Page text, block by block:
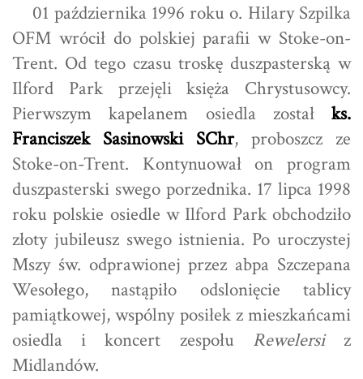
01 października 1996 roku o. Hilary Szpilka
OFM wrócił do polskiej parafii w Stoke-on-
Trent. Od tego czasu troskę duszpasterską w
Ilford Park przejęli księża Chrystusowcy.
Pierwszym kapelanem osiedla został ks.
Franciszek Sasinowski SChr, proboszcz ze
Stoke-on-Trent. Kontynuował on program
duszpasterski swego porzednika. 17 lipca 1998
roku polskie osiedle w Ilford Park obchodziło
złoty jubileusz swego istnienia. Po uroczystej
Mszy św. odprawionej przez abpa Szczepana
Wesołego, nastąpiło odslonięcie tablicy
pamiątkowej, wspólny posiłek z mieszkańcami
osiedla i koncert zespołu Rewelersiz
Midlandów.